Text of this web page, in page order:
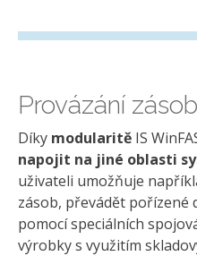
Provázání
Díky modularitě IS
napojit na jiné oblasti
uživateli umožňuje
zásob, převádět pořízené
pomocí speciálních
výrobky s využitím